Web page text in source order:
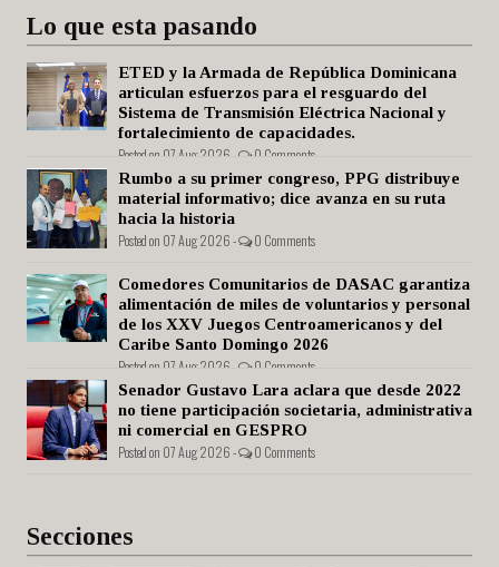
Lo que esta pasando
ETED y la Armada de República Dominicana
articulan esfuerzos para el resguardo del
Sistema de Transmisión Eléctrica Nacional y
fortalecimiento de capacidades.
Posted on 07 Aug 2026 - 0 Comments
Rumbo a su primer congreso, PPG distribuye
material informativo; dice avanza en su ruta
hacia la historia
Posted on 07 Aug 2026 - 0 Comments
Comedores Comunitarios de DASAC garantiza
alimentación de miles de voluntarios y personal
de los XXV Juegos Centroamericanos y del
Caribe Santo Domingo 2026
Posted on 07 Aug 2026 - 0 Comments
Senador Gustavo Lara aclara que desde 2022
no tiene participación societaria, administrativa
ni comercial en GESPRO
Posted on 07 Aug 2026 - 0 Comments
Secciones